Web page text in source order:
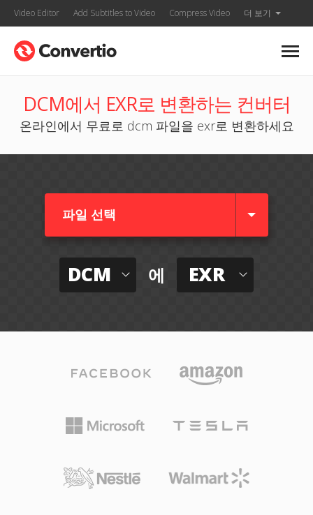
Video Editor Add Subtitles to Video Compress Video 더 보기
DCM에서 EXR로 변환하는 컨버터
온라인에서 무료로 dcm 파일을 exr로 변환하세요
파일 선택
DCM 에 EXR